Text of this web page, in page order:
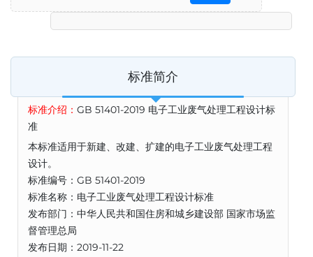
标准简介
标准介绍： GB 51401-2019 电子工业废气处理工程设计标
准
本标准适用于新建、改建、扩建的电子工业废气处理工程
设计。
标准编号：GB 51401-2019
标准名称：电子工业废气处理工程设计标准
发布部门：中华人民共和国住房和城乡建设部 国家市场监
督管理总局
发布日期：2019-11-22